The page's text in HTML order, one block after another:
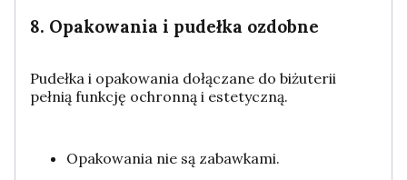
8. Opakowania i pudełka ozdobne
Pudełka i opakowania dołączane do biżuterii
pełnią funkcję ochronną i estetyczną.
Opakowania nie są zabawkami.